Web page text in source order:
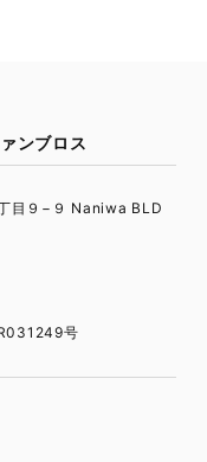
ンブロス
目９−９ Naniwa BLD
号